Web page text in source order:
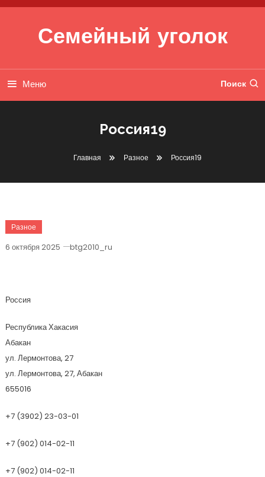
Перейти к содержимому
Семейный уголок
Меню Поиск
Россия19
Главная Разное Россия19
Разное
6 октября 2025 btg2010_ru
Россия
Республика Хакасия
Абакан
ул. Лермонтова, 27
ул. Лермонтова, 27, Абакан
655016
+7 (3902) 23-03-01
+7 (902) 014-02-11
+7 (902) 014-02-11